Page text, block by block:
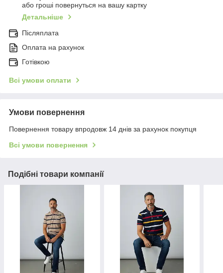
або гроші повернуться на вашу картку
Детальніше
Післяплата
Оплата на рахунок
Готівкою
Всі умови оплати
Умови повернення
Повернення товару впродовж 14 днів за рахунок покупця
Всі умови повернення
Подібні товари компанії